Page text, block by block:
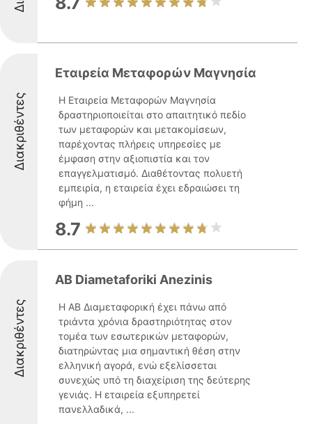
Διακριθέντες
Εταιρεία Μεταφορών Μαγνησία
Η Εταιρεία Μεταφορών Μαγνησία
δραστηριοποιείται στο απαιτητικό πεδίο
των μεταφορών και μετακομίσεων,
παρέχοντας πλήρεις υπηρεσίες με
έμφαση στην αξιοπιστία και τον
επαγγελματισμό. Διαθέτοντας πολυετή
εμπειρία, η εταιρεία έχει εδραιώσει τη
φήμη ...
8.7
Διακριθέντες
AB Diametaforiki Anezinis
Η ΑΒ Διαμεταφορική έχει πάνω από
τριάντα χρόνια δραστηριότητας στον
τομέα των εσωτερικών μεταφορών,
διατηρώντας μια σημαντική θέση στην
ελληνική αγορά, ενώ εξελίσσεται
συνεχώς υπό τη διαχείριση της δεύτερης
γενιάς. Η εταιρεία εξυπηρετεί
πανελλαδικά, ...